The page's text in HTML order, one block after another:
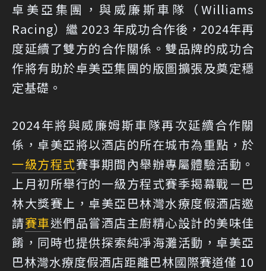
卓美亞集團，與威廉斯車隊（Williams
Racing）繼 2023 年成功合作後，2024年再
度延續了雙方的合作關係。雙品牌的成功合
作將有助於卓美亞集團的版圖擴張及奠定穩
定基礎。
2024年將與威廉姆斯車隊再次延續合作關
係，卓美亞將以酒店的所在城市為重點，於
一級方程式賽事期間內舉辦專屬體驗活動。
上月初所舉行的一級方程式賽季揭幕戰－巴
林大獎賽上，卓美亞巴林灣水療度假酒店邀
請賽車迷們品嘗酒店主廚精心設計的美味佳
餚，同時也提供探索純凈海灘活動，卓美亞
巴林灣水療度假酒店距離巴林國際賽道僅 10